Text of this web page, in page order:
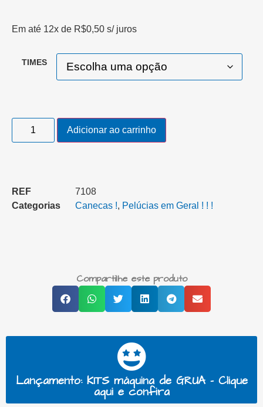
Em até 12x de R$0,50 s/ juros
TIMES
Adicionar ao carrinho
REF
7108
Categorias
Canecas !, Pelúcias em Geral ! ! !
Compartilhe este produto
Lançamento: KITS máquina de GRUA - Clique
aqui e confira